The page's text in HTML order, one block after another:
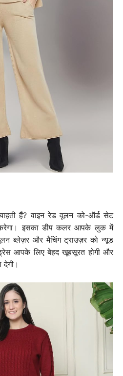
हैं? वाइन रेड वूलन को-ऑर्ड सेट
करेगा। इसका डीप कलर आपके लुक में
ब्लेज़र और मैचिंग ट्राउज़र को न्यूड
आपके लिए बेहद खूबसूरत होगी और
देगी।